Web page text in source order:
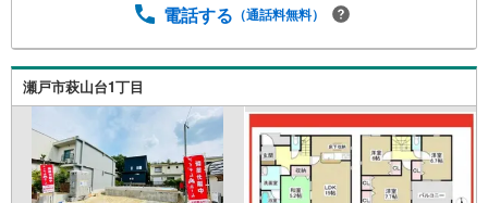
今から見たい！聞きたい！にスピード対応！*自己資金なし
画でご不安な方もおまかせください！弊社HPにて物件のル
ームツアーMOVIEを公開中!!写真だけでは伝わらない物件
の魅力をたっぷりご紹介しております♪さらに店内には豊
富な物件資料や発売予定物件等ございます☆
電話する （通話料無料）
瀬戸市萩山台1丁目